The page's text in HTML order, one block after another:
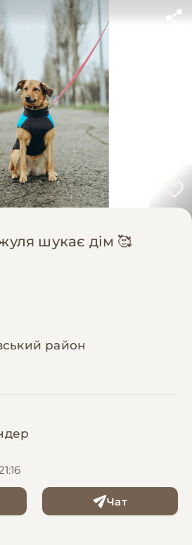
шукає дім 🥰
район
Чат